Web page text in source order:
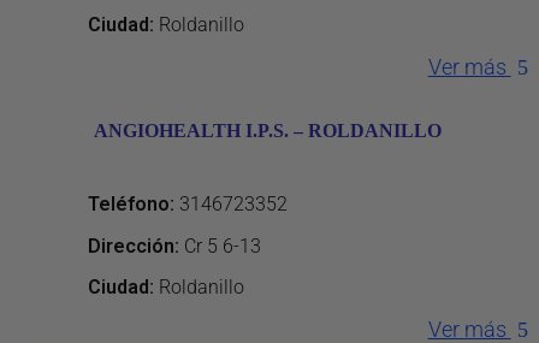
Ciudad: Roldanillo
Ver más
ANGIOHEALTH I.P.S. – ROLDANILLO
Teléfono: 3146723352
Dirección: Cr 5 6-13
Ciudad: Roldanillo
Ver más